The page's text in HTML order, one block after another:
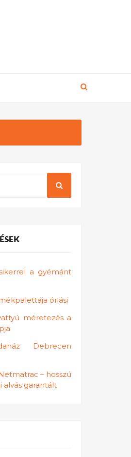
a gyémánt
óriási
méretezés a
Debrecen
– hosszú
alvás garantált